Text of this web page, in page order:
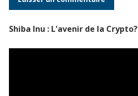
Shiba Inu : L'avenir de la Crypto?